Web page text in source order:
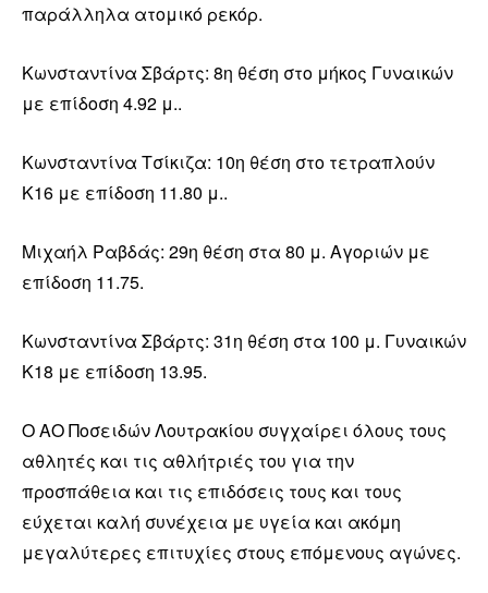
παράλληλα ατομικό ρεκόρ.
Κωνσταντίνα Σβάρτς: 8η θέση στο μήκος Γυναικών
με επίδοση 4.92 μ..
Κωνσταντίνα Τσίκιζα: 10η θέση στο τετραπλούν
Κ16 με επίδοση 11.80 μ..
Μιχαήλ Ραβδάς: 29η θέση στα 80 μ. Αγοριών με
επίδοση 11.75.
Κωνσταντίνα Σβάρτς: 31η θέση στα 100 μ. Γυναικών
Κ18 με επίδοση 13.95.
Ο ΑΟ Ποσειδών Λουτρακίου συγχαίρει όλους τους
αθλητές και τις αθλήτριές του για την
προσπάθεια και τις επιδόσεις τους και τους
εύχεται καλή συνέχεια με υγεία και ακόμη
μεγαλύτερες επιτυχίες στους επόμενους αγώνες.